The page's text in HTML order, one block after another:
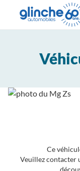
Ce
Veuillez contacter